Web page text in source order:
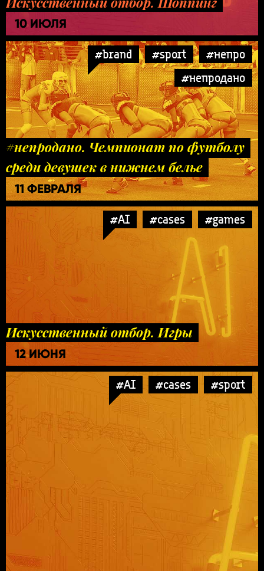
10 ИЮЛЯ
#brand #sport
#непро
#непродано
#непродано. Чемпионат по футболу
среди девушек в нижнем белье
11 ФЕВРАЛЯ
#AI #cases #games
Искусственный отбор. Игры
12 ИЮНЯ
#AI #cases #sport